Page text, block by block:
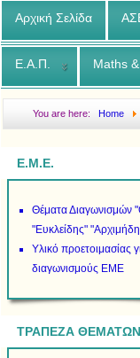
Αρχική Σελίδα
Ε.Α.Π. Maths
You are here:Home
Ασκήσεων σε όλη την
Ε.Μ.Ε.
Θέματα Διαγωνισμών
"Ευκλείδης"
Υλικό προετοιμασίας
διαγωνισμούς ΕΜΕ
ΤΡΑΠΕΖΑ ΘΕΜΑΤΩΝ